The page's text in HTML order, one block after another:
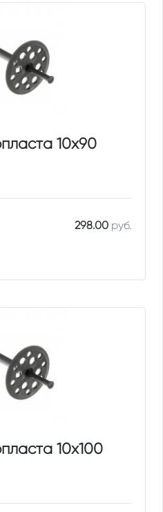
10х90
298.00руб.
10х100